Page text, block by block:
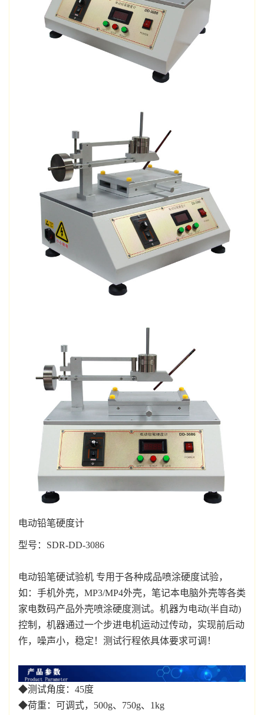
电动铅笔硬度计
型号：SDR-DD-3086
电动铅笔硬试验机 专用于各种成品喷涂硬度试验，
如：手机外壳，MP3/MP4外壳，笔记本电脑外壳等各类
家电数码产品外壳喷涂硬度测试。机器为电动(半自动)
控制，机器通过一个步进电机运动过传动，实现前后动
作，噪声小，稳定！测试行程依具体要求可调！
◆测试角度：45度
◆荷重：可调式，500g、750g、1kg